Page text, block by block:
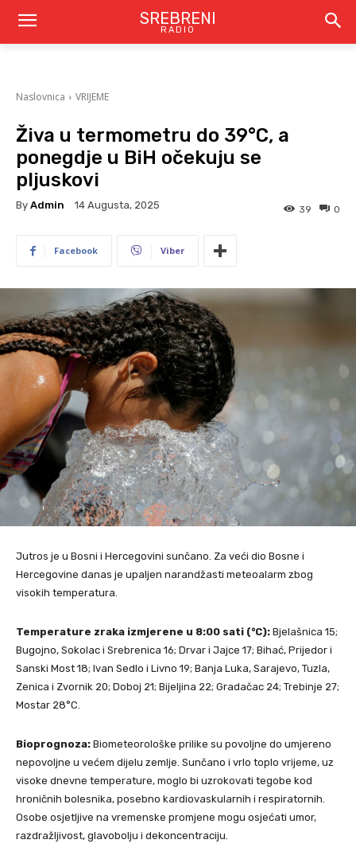
SREBRENI
RADIO
Naslovnica VRIJEME
Živa u termometru do 39°C, a
ponegdje u BiH očekuju se
pljuskovi
By Admin 14 Augusta, 2025 0
39
Facebook Viber
Jutros je u Bosni i Hercegovini sunčano. Za veći dio Bosne i
Hercegovine danas je upaljen narandžasti meteoalarm zbog
visokih temperatura.
Temperature zraka izmjerene u 8:00 sati (°C): Bjelašnica 15;
Bugojno, Sokolac i Srebrenica 16; Drvar i Jajce 17; Bihać, Prijedor i
Sanski Most 18; Ivan Sedlo i Livno 19; Banja Luka, Sarajevo, Tuzla,
Zenica i Zvornik 20; Doboj 21; Bijeljina 22; Gradačac 24; Trebinje 27;
Mostar 28°C.
Bioprognoza: Biometeorološke prilike su povoljne do umjereno
nepovoljne u većem dijelu zemlje. Sunčano i vrlo toplo vrijeme, uz
visoke dnevne temperature, moglo bi uzrokovati tegobe kod
hroničnih bolesnika, posebno kardiovaskularnih i respiratornih.
Osobe osjetljive na vremenske promjene mogu osjećati umor,
razdražljivost, glavobolju i dekoncentraciju.